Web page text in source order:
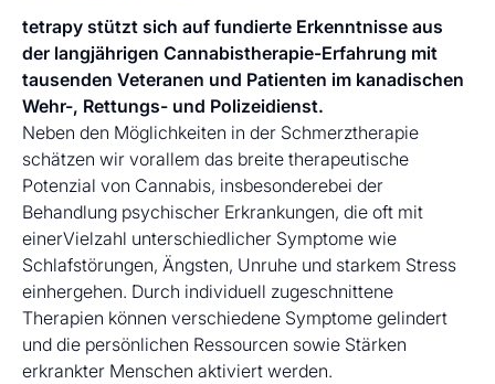
tetrapy stützt sich auf fundierte Erkenntnisse aus
der langjährigen Cannabistherapie-Erfahrung mit
tausenden Veteranen und Patienten im kanadischen
Wehr-, Rettungs- und Polizeidienst.
Neben den Möglichkeiten in der Schmerztherapie
schätzen wir vorallem das breite therapeutische
Potenzial von Cannabis, insbesonderebei der
Behandlung psychischer Erkrankungen, die oft mit
einerVielzahl unterschiedlicher Symptome wie
Schlafstörungen, Ängsten, Unruhe und starkem Stress
einhergehen. Durch individuell zugeschnittene
Therapien können verschiedene Symptome gelindert
und die persönlichen Ressourcen sowie Stärken
erkrankter Menschen aktiviert werden.